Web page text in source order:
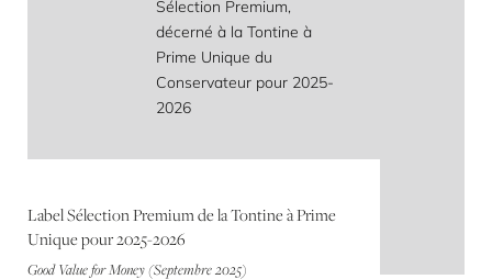
Label Sélection Premium de la Tontine à Prime
Unique pour 2025-2026
Good Value for Money (Septembre 2025)